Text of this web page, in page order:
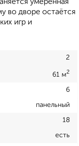
умеренная
во дворе остаётся
игр и
2
61 м2
6
панельный
18
есть